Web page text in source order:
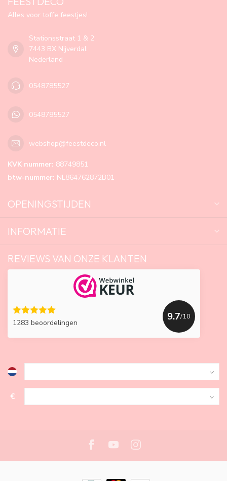
Alles voor toffe feestjes!
Stationsstraat 1 & 2
7443 BX Nijverdal
Nederland
0548785527
0548785527
webshop@feestdeco.nl
KVK nummer: 88749851
btw-nummer: NL864762872B01
OPENINGSTIJDEN
INFORMATIE
REVIEWS VAN ONZE KLANTEN
1283 beoordelingen
9.7/10
€